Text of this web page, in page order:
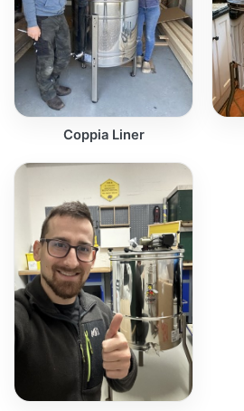
Coppia Liner